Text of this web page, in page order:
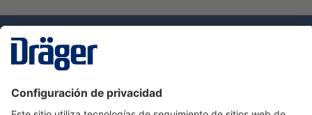
Servicio de atención al cliente de Dräger